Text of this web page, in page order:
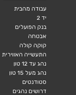
עבודה מהבית
יד 2
בנק הפועלים
אבטחה
קוקה קולה
התעשייה האווירית
נהג עד 12 טון
נהג מעל 15 טון
סטודנטים
דרושים נהגים